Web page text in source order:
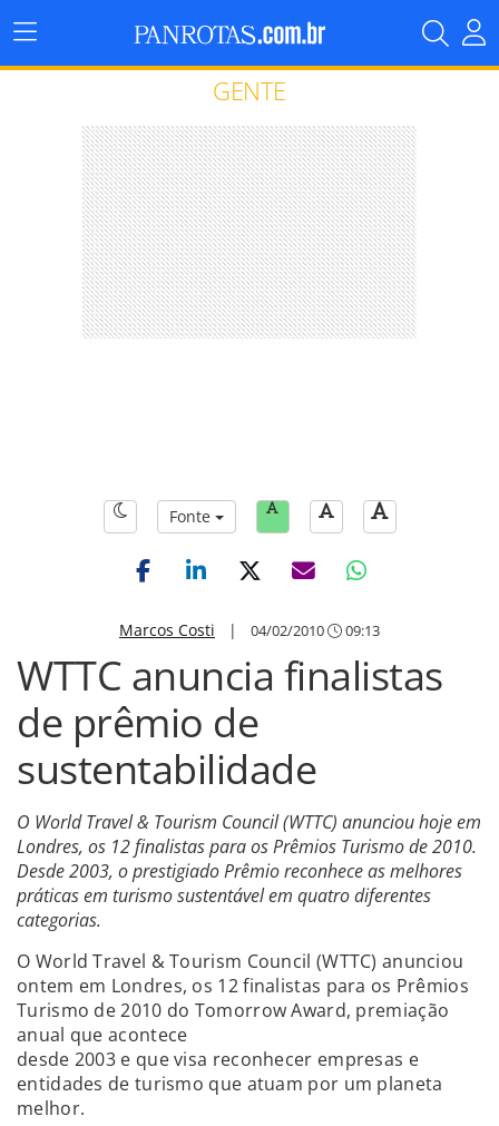
Menu
Principal
GENTE
Fonte
Marcos Costi | 04/02/2010 09:13
WTTC anuncia finalistas
de prêmio de
sustentabilidade
O World Travel & Tourism Council (WTTC) anunciou hoje em
Londres, os 12 finalistas para os Prêmios Turismo de 2010.
Desde 2003, o prestigiado Prêmio reconhece as melhores
práticas em turismo sustentável em quatro diferentes
categorias.
O World Travel & Tourism Council (WTTC) anunciou
ontem em Londres, os 12 finalistas para os Prêmios
Turismo de 2010 do Tomorrow Award, premiação
anual que acontece
desde 2003 e que visa reconhecer empresas e
entidades de turismo que atuam por um planeta
melhor.